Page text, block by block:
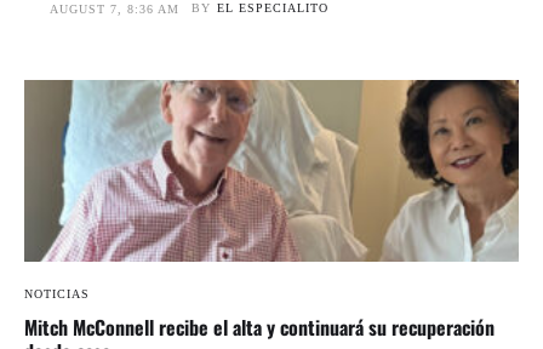
AUGUST 7, 8:36 AM BY EL ESPECIALITO
NOTICIAS
Mitch McConnell recibe el alta y continuará su recuperación